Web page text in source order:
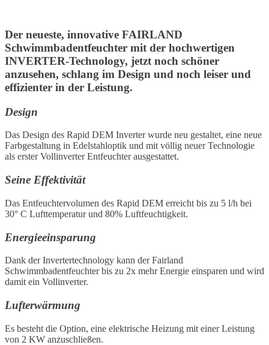
Der neueste, innovative FAIRLAND
Schwimmbadentfeuchter mit der hochwertigen
INVERTER-Technology, jetzt noch schöner
anzusehen, schlang im Design und noch leiser und
effizienter in der Leistung.
Design
Das Design des Rapid DEM Inverter wurde neu gestaltet, eine neue
Farbgestaltung in Edelstahloptik und mit völlig neuer Technologie
als erster Vollinverter Entfeuchter ausgestattet.
Seine Effektivität
Das Entfeuchtervolumen des Rapid DEM erreicht bis zu 5 l/h bei
30° C Lufttemperatur und 80% Luftfeuchtigkeit.
Energieeinsparung
Dank der Invertertechnology kann der Fairland
Schwimmbadentfeuchter bis zu 2x mehr Energie einsparen und wird
damit ein Vollinverter.
Lufterwärmung
Es besteht die Option, eine elektrische Heizung mit einer Leistung
von 2 KW anzuschließen.